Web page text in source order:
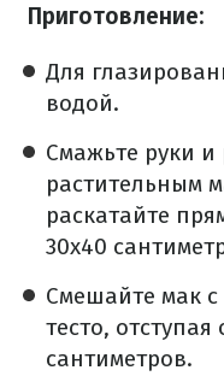
Приготовление:
Для
водой.
Смажьте руки и
растительным
раскатайте
30х40
Смешайте мак
тесто,
сантиметров.